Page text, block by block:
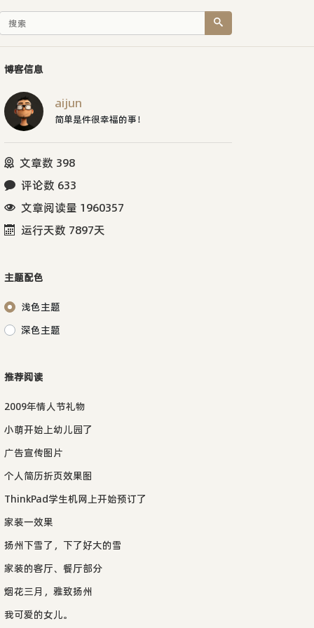
博客信息
aijun
简单是件很幸福的事！
文章数 398
评论数 633
文章阅读量 1960357
运行天数 7897天
主题配色
浅色主题
深色主题
推荐阅读
2009年情人节礼物
小萌开始上幼儿园了
广告宣传图片
个人简历折页效果图
ThinkPad学生机网上开始预订了
家装一效果
扬州下雪了，下了好大的雪
家装的客厅、餐厅部分
烟花三月，雅致扬州
我可爱的女儿。